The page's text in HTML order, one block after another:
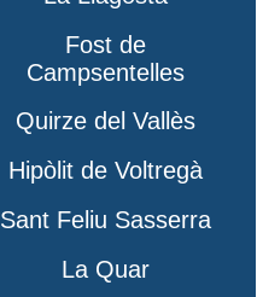
Fost de
Campsentelles
Quirze del Vallès
Hipòlit de Voltregà
Sant Feliu Sasserra
La Quar